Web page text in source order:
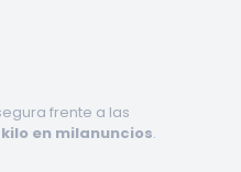
frente a las
en milanuncios.